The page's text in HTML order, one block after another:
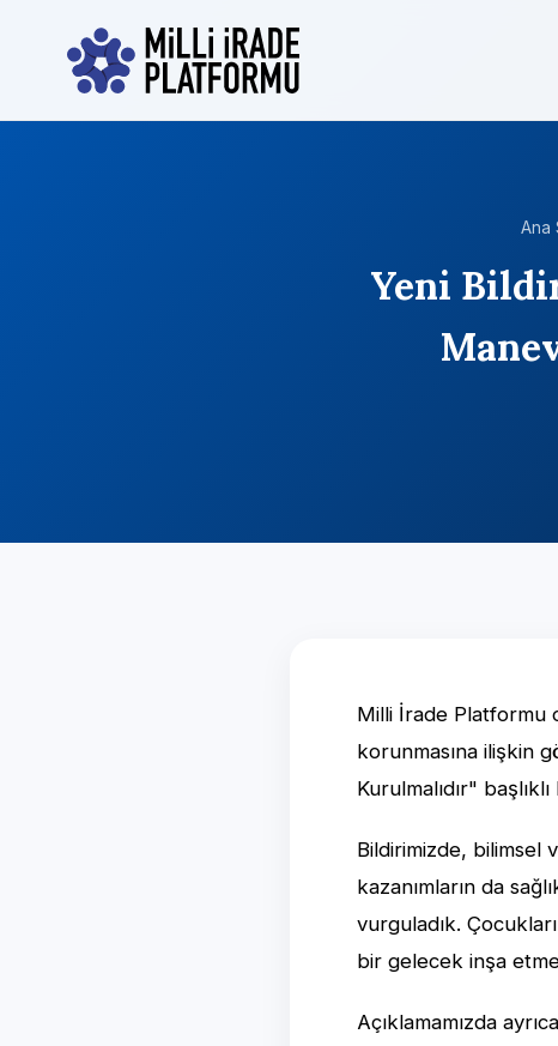
Ana
Yeni
Milli İrade Platformu
korunmasına ilişkin
Kurulmalıdır"
Bildirimizde, bilimsel
kazanımların da
vurguladık.
bir gelecek inşa
Açıklamamızda